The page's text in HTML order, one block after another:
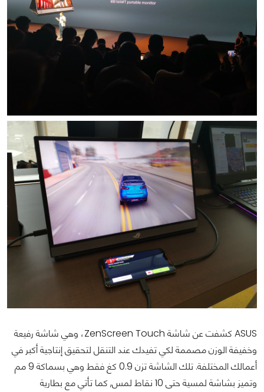
ASUS كشفت عن شاشة ZenScreen Touch، وهي شاشة رفيعة
وخفيفة الوزن مصممة لكي تفيدك عند التنقل لتحقيق إنتاجية أكبر في
أعمالك المختلفة. تلك الشاشة تزن 0.9 كغ فقط وهي بسماكة 9 مم
وتميز بشاشة لمسية حتى 10 نقاط لمس, كما تأتي مع بطارية